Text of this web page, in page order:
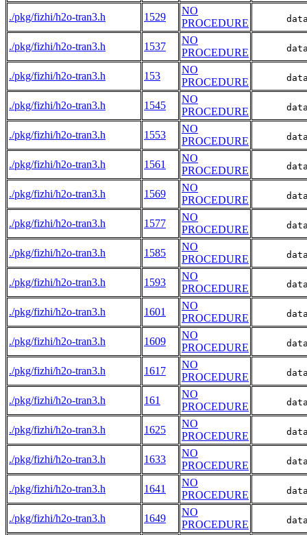
./pkg/fizhi/h2o-tran3.h 1529
NO
PROCEDURE
./pkg/fizhi/h2o-tran3.h 1537
NO
PROCEDURE
./pkg/fizhi/h2o-tran3.h 153
NO
PROCEDURE
./pkg/fizhi/h2o-tran3.h 1545
NO
PROCEDURE
./pkg/fizhi/h2o-tran3.h 1553
NO
PROCEDURE
./pkg/fizhi/h2o-tran3.h 1561
NO
PROCEDURE
./pkg/fizhi/h2o-tran3.h 1569
NO
PROCEDURE
./pkg/fizhi/h2o-tran3.h 1577
NO
PROCEDURE
./pkg/fizhi/h2o-tran3.h 1585
NO
PROCEDURE
./pkg/fizhi/h2o-tran3.h 1593
NO
PROCEDURE
./pkg/fizhi/h2o-tran3.h 1601
NO
PROCEDURE
./pkg/fizhi/h2o-tran3.h 1609
NO
PROCEDURE
./pkg/fizhi/h2o-tran3.h 1617
NO
PROCEDURE
./pkg/fizhi/h2o-tran3.h 161
NO
PROCEDURE
./pkg/fizhi/h2o-tran3.h 1625
NO
PROCEDURE
./pkg/fizhi/h2o-tran3.h 1633
NO
PROCEDURE
./pkg/fizhi/h2o-tran3.h 1641
NO
PROCEDURE
./pkg/fizhi/h2o-tran3.h 1649
NO
PROCEDURE